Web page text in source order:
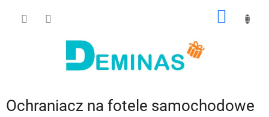
Ochraniacz na fotele samochodowe